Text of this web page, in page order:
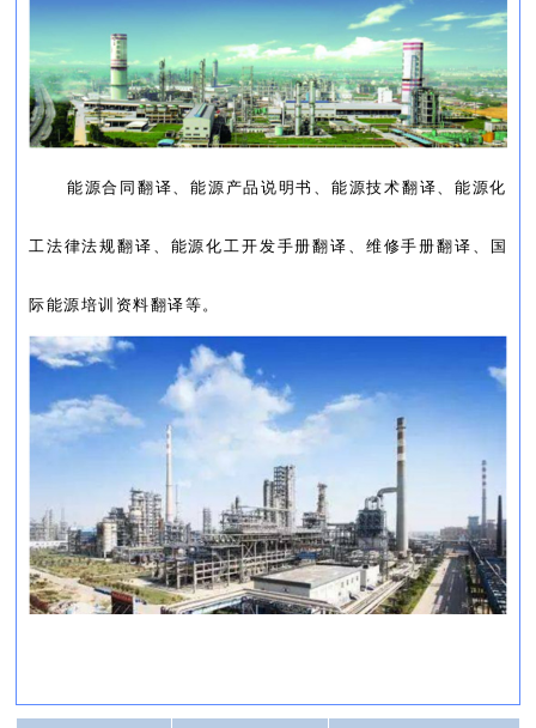
能源合同翻译、能源产品说明书、能源技术翻译、能源化
工法律法规翻译、能源化工开发手册翻译、维修手册翻译、国
际能源培训资料翻译等。